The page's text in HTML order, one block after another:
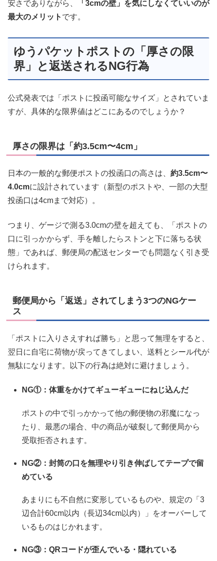
安さでありながら、
「3cmの壁」を気にしなくていいのが
最大のメリット です。
ゆうパケットポストの「厚さの限
界」と返送されるNG行為
公式発表では「ポストに投函可能なサイズ」とされていま
すが、具体的な限界値はどこにあるのでしょうか？
厚さの限界は「約3.5cm〜4cm」
日本の一般的な郵便ポストの投函口の高さは、 約3.5cm〜
4.0cmに設計されています（新型のポストや、一部の大型
投函口は4cmまで対応）。
つまり、ゲージで測る3.0cmの壁を超えても、「ポストの
口に引っかからず、手を離したらストンと下に落ちる状
態」であれば、郵便局の配送センターでも問題なく引き受
けられます。
郵便局から「返送」されてしまう3つのNGケー
ス
「ポストに入りさえすれば勝ち」と思って無理をすると、
翌日に自宅に荷物が戻ってきてしまい、送料とシール代が
無駄になります。以下の行為は絶対に避けましょう。
NG①：体重をかけてギューギューにねじ込んだ
ポストの中で引っかかって他の郵便物の邪魔になっ
たり、最悪の場合、中の商品が破裂して郵便局から
受取拒否されます。
NG②：封筒の口を無理やり引き伸ばしてテープで留
めている
あまりにも不自然に変形しているものや、規定の「3
辺合計60cm以内（長辺34cm以内）」をオーバーして
いるものはじかれます。
NG③：QRコードが歪んでいる・隠れている